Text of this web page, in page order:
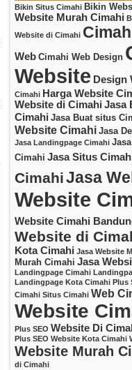
Bikin Situs Cimahi Bikin
Website Murah Cimahi
Website di Cimahi
Web Cimahi Web Design
Website Design
Cimahi Harga Website
Website di Cimahi Jasa
Cimahi Jasa Buat situs
Website Cimahi Jasa
Jasa Landingpage Cimahi
Cimahi Jasa Situs
CimahiJasa
Website
Website Cimahi
Website di
Kota Cimahi Jasa Website
Murah Cimahi Jasa
Landingpage Cimahi
Landingpage Kota Cimahi Plus
Cimahi Situs Cimahi Web
Website
Plus SEO Website Di
Plus SEO Website Kota Cimahi
Website Murah
di Cimahi